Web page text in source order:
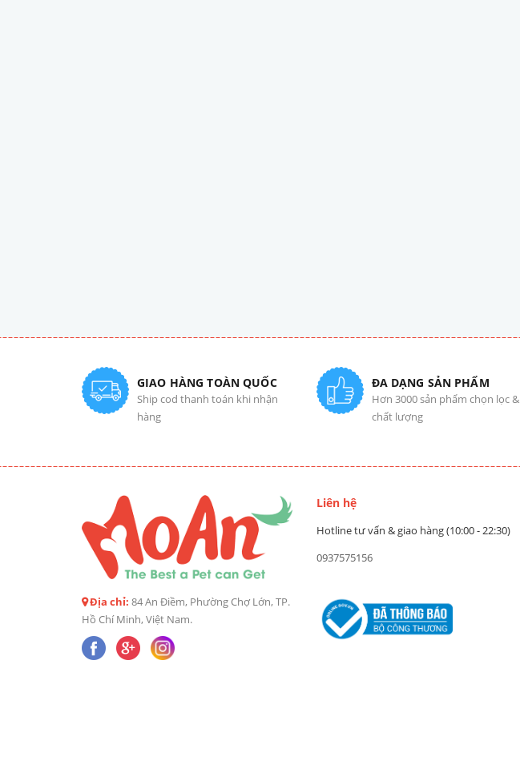
GIAO HÀNG TOÀN QUỐC
Ship cod thanh toán khi nhận
hàng
ĐA DẠNG SẢN PHẨM
Hơn 3000 sản phẩm chọn lọc &
chất lượng
Địa chỉ: 84 An Điềm, Phường Chợ Lớn, TP.
Hồ Chí Minh, Việt Nam.
Liên hệ
Hotline tư vấn & giao hàng (10:00 - 22:30)
0937575156